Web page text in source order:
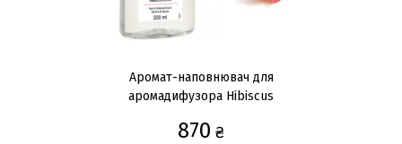
Аромат-наповнювач для
аромадифузора Hibiscus
870 ₴